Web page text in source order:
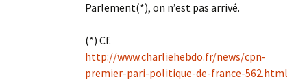
Parlement(*), on n’est pas arrivé.
(*) Cf.
http://www.charliehebdo.fr/news/cpn-
premier-pari-politique-de-france-562.html